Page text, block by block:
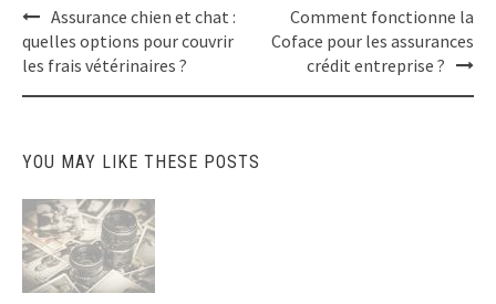
Post
navigation
Assurance chien et chat :
quelles options pour couvrir
les frais vétérinaires ?
Comment fonctionne la
Coface pour les assurances
crédit entreprise ?
YOU MAY LIKE THESE POSTS